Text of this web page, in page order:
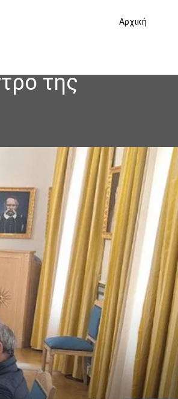
Αρχική
της